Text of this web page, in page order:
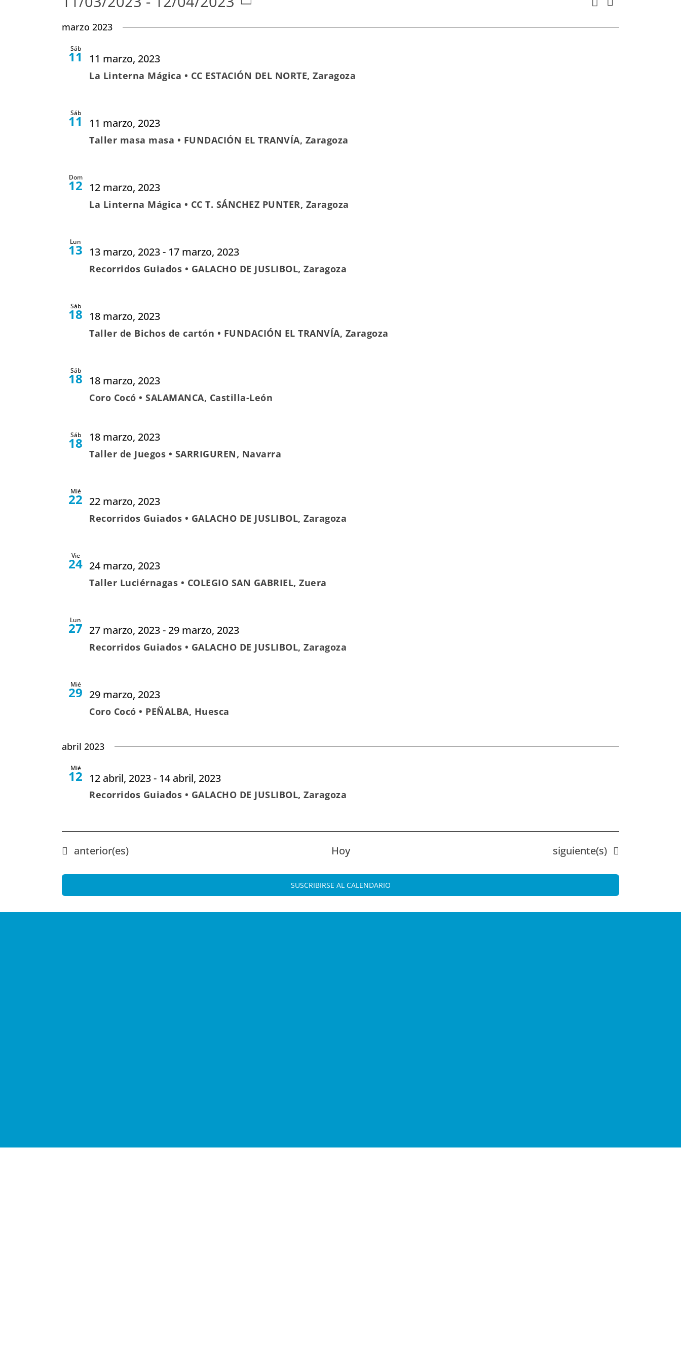
Navegación
de
Lista
Seleccionar
fecha.
marzo 2023
Sáb
11 11 marzo, 2023
La Linterna Mágica • CC ESTACIÓN DEL NORTE, Zaragoza
Sáb
11 11 marzo, 2023
Taller masa masa • FUNDACIÓN EL TRANVÍA, Zaragoza
Dom
12 12 marzo, 2023
La Linterna Mágica • CC T. SÁNCHEZ PUNTER, Zaragoza
Lun
13 13 marzo, 2023- 17 marzo, 2023
Recorridos Guiados • GALACHO DE JUSLIBOL, Zaragoza
Sáb
18 18 marzo, 2023
Taller de Bichos de cartón • FUNDACIÓN EL TRANVÍA, Zaragoza
Sáb
18 18 marzo, 2023
Coro Cocó • SALAMANCA, Castilla-León
Sáb
18 18 marzo, 2023
Taller de Juegos • SARRIGUREN, Navarra
Mié
22 22 marzo, 2023
Recorridos Guiados • GALACHO DE JUSLIBOL, Zaragoza
Vie
24 24 marzo, 2023
Taller Luciérnagas • COLEGIO SAN GABRIEL, Zuera
Lun
27 27 marzo, 2023- 29 marzo, 2023
Recorridos Guiados • GALACHO DE JUSLIBOL, Zaragoza
Mié
29 29 marzo, 2023
Coro Cocó • PEÑALBA, Huesca
abril 2023
Mié
12 12 abril, 2023- 14 abril, 2023
Recorridos Guiados • GALACHO DE JUSLIBOL, Zaragoza
Eventos
anterior(es) Hoy Eventos
siguiente(s)
SUSCRIBIRSE AL CALENDARIO